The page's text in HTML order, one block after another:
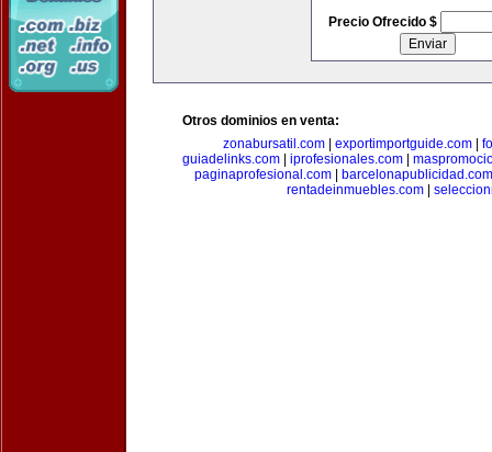
Precio Ofrecido $
Otros dominios en venta:
zonabursatil.com
exportimportguide.com
guiadelinks.com
iprofesionales.com
paginaprofesional.com|
barcelonapublicidad.com
rentadeinmuebles.com|